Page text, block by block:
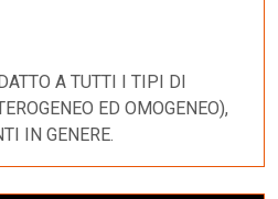
A TUTTI I TIPI DI
ED OMOGENEO),
IN GENERE.